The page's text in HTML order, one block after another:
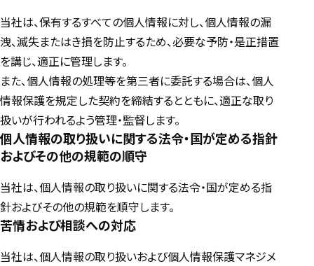
当社は、保有するすべての個人情報に対し、個人情報の漏
洩、滅失またはき損を防止するため、必要な予防・是正措置
を講じ、適正に管理します。
また、個人情報の処理等を第三者に委託する場合は、個人
情報保護を規定した契約を締結するとともに、適正な取り
扱いが行われるよう管理・監督します。
個人情報の取り扱いに関する法令・国が定める指針
およびその他の規範の順守
当社は、個人情報の取り扱いに関する法令・国が定める指
針およびその他の規範を順守します。
苦情および相談への対応
当社は、個人情報の取り扱いおよび個人情報保護マネジメ